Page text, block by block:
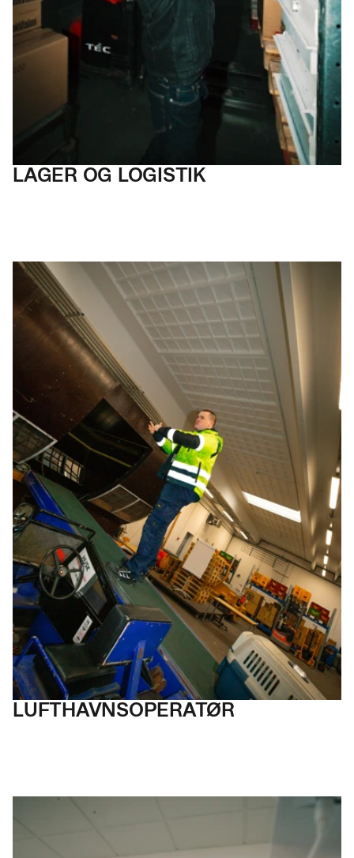
LAGER OG LOGISTIK
LUFTHAVNS­OPERATØR